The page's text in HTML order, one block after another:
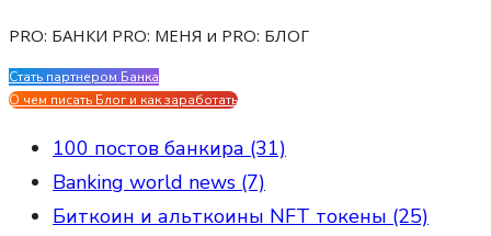
PRO: БАНКИ PRO: МЕНЯ и PRO: БЛОГ
Стать партнером Банка
О чем писать Блог и как заработать
100 постов банкира (31)
Banking world news (7)
Биткоин и альткоины NFT токены (25)